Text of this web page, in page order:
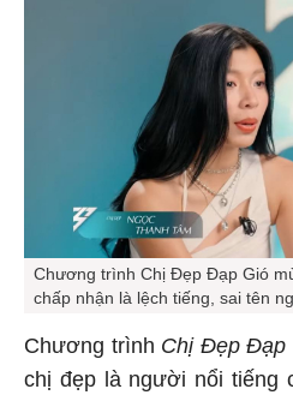
Chương trình Chị Đẹp Đạp Gió
chấp nhận là lệch tiếng, sai tên
Chương trình Chị Đẹp Đạp
chị đẹp là người nổi tiếng